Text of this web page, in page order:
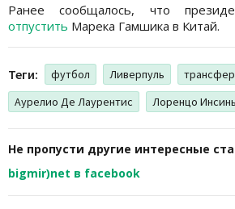
Ранее сообщалось, что
отпустить Марека Гамшика в Китай.
Теги: футбол Ливерпуль
Аурелио Де Лаурентис
Лоренцо
Не пропусти другие интересные
bigmir)net в facebook